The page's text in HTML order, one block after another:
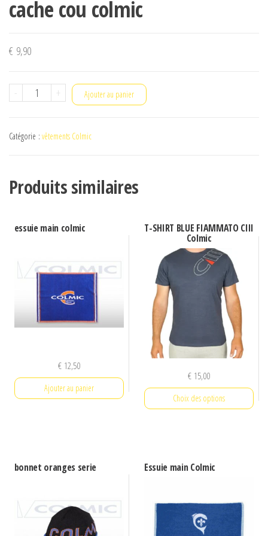
cache cou colmic
€ 9,90
-
quantité
cou
+ Ajouter au panier
Catégorie : vêtements Colmic
Produits similaires
essuie main colmic
€12,50
Ajouter au panier
T-SHIRT BLUE FIAMMATO CIII
Colmic
€ 15,00
Choix des options
Les
options
bonnet oranges serie Essuie main Colmic